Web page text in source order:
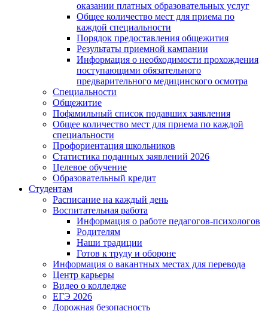
оказании платных образовательных услуг
Общее количество мест для приема по
каждой специальности
Порядок предоставления общежития
Результаты приемной кампании
Информация о необходимости прохождения
поступающими обязательного
предварительного медицинского осмотра
Специальности
Общежитие
Пофамильный список подавших заявления
Общее количество мест для приема по каждой
специальности
Профориентация школьников
Статистика поданных заявлений 2026
Целевое обучение
Образовательный кредит
Студентам
Расписание на каждый день
Воспитательная работа
Информация о работе педагогов-психологов
Родителям
Наши традиции
Готов к труду и обороне
Информация о вакантных местах для перевода
Центр карьеры
Видео о колледже
ЕГЭ 2026
Дорожная безопасность